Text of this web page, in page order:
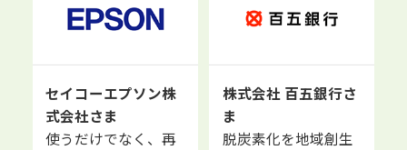
セイコーエプソン株
式会社さま
使うだけでなく、再
株式会社 百五銀行さ
ま
脱炭素化を地域創生